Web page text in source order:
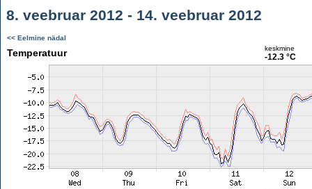
8. veebruar 2012 - 14. veebruar 2012
<< Eelmine nädal
Temperatuur keskmine
-12.3 °C